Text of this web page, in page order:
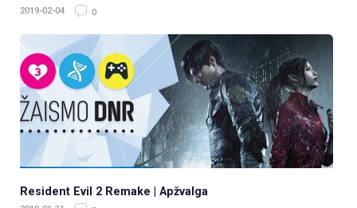
2019-02-04 0
Resident Evil 2 Remake | Apžvalga